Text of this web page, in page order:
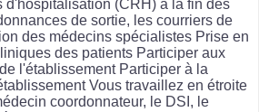
d'hospitalisation (CRH) à la fin des
de sortie, les courriers de
des médecins spécialistes Prise en
des patients Participer aux
l'établissement Participer à la
Vous travaillez en étroite
coordonnateur, le DSI, le